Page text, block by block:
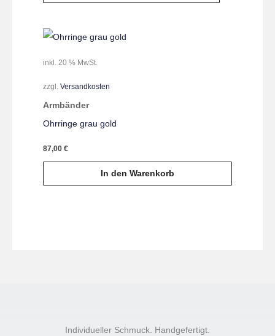
inkl. 20 % MwSt.
zzgl. Versandkosten
Armbänder
Ohrringe grau gold
87,00 €
In den Warenkorb
Individueller Schmuck. Handgefertigt.